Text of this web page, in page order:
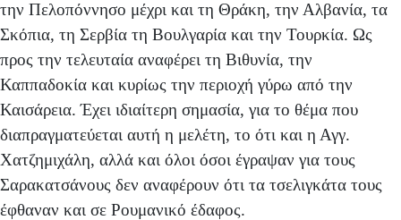
την Πελοπόννησο μέχρι και τη Θράκη, την Αλβανία, τα
Σκόπια, τη Σερβία τη Βουλγαρία και την Τουρκία. Ως
προς την τελευταία αναφέρει τη Βιθυνία, την
Καππαδοκία και κυρίως την περιοχή γύρω από την
Καισάρεια. Έχει ιδιαίτερη σημασία, για το θέμα που
διαπραγμα­τεύεται αυτή η μελέτη, το ότι και η Αγγ.
Χατζημιχάλη, αλ­λά και όλοι όσοι έγραψαν για τους
Σαρακατσάνους δεν αναφέρουν ότι τα τσελιγκάτα τους
έφθαναν και σε Ρουμα­νικό έδαφος.